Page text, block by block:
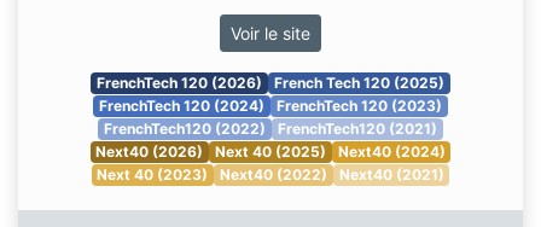
Voir le site
FrenchTech 120 (2026)
French Tech 120 (2025)
FrenchTech 120 (2024)
FrenchTech 120 (2023)
FrenchTech120 (2022)
FrenchTech120 (2021)
Next40 (2026)
Next 40 (2025)
Next40 (2024)
Next 40 (2023)
Next40 (2022) Next40 (2021)